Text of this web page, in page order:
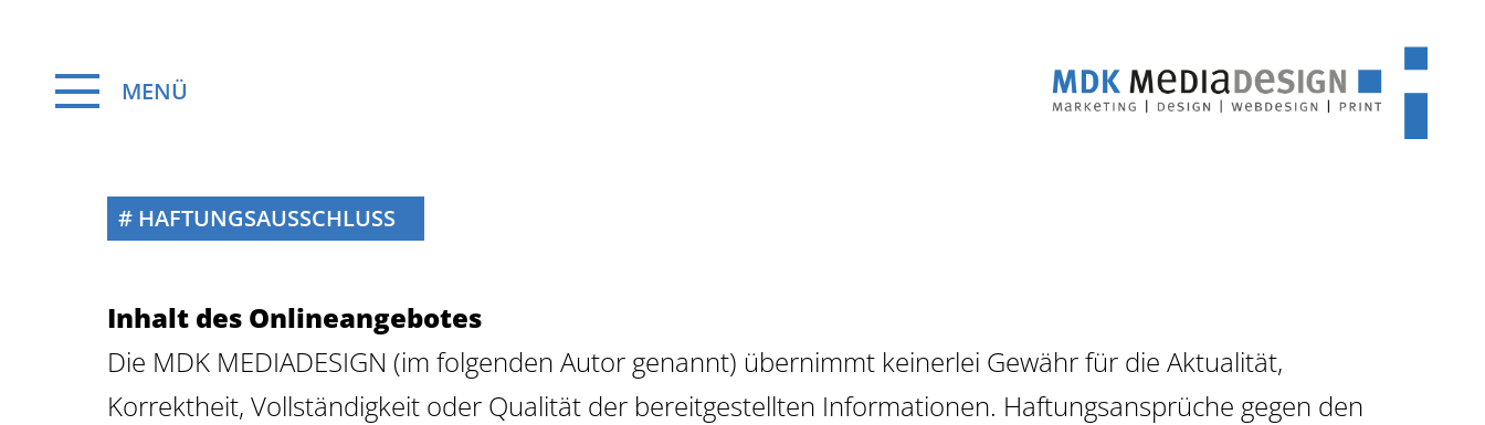
WERBEAGENTUR
MARKETING
IMPRESSUM
HAFTUNGSAUSSCHLUSS
DATENSCHUTZ
HAFTUNGSAUSSCHLUSS
Inhalt des Onlineangebotes
Die MDK MEDIADESIGN (im folgenden Autor genannt) übernimmt keinerlei Gewähr für die Aktualität,
Korrektheit, Vollständigkeit oder Qualität der bereitgestellten Informationen. Haftungsansprüche gegen den